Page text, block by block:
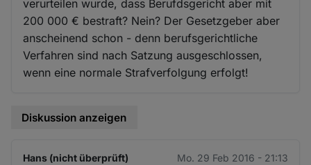
verurteilen wurde, dass Berufdsgericht aber mit
200 000 € bestraft? Nein? Der Gesetzgeber aber
anscheinend schon - denn berufsgerichtliche
Verfahren sind nach Satzung ausgeschlossen,
wenn eine normale Strafverfolgung erfolgt!
Diskussion anzeigen
Hans (nicht überprüft) Mo. 29 Feb 2016 - 21:13